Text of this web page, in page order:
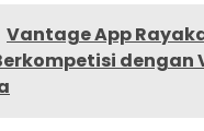
Vantage App
dengan